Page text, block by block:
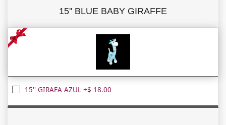
15'' BLUE BABY GIRAFFE
15'' GIRAFA AZUL +$ 18.00